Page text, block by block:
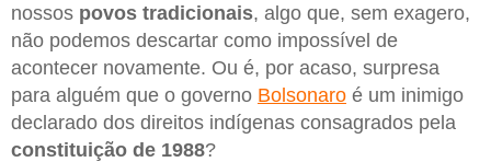
nossos povos tradicionais, algo que, sem exagero,
não podemos descartar como impossível de
acontecer novamente. Ou é, por acaso, surpresa
para alguém que o governo Bolsonaro é um inimigo
declarado dos direitos indígenas consagrados pela
constituição de 1988?